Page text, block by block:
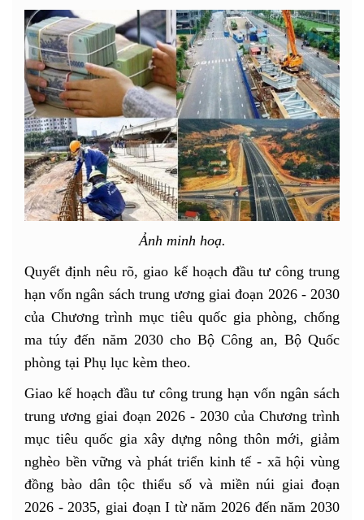
Ảnh minh hoạ.
Quyết định nêu rõ, giao kế hoạch đầu tư công trung
hạn vốn ngân sách trung ương giai đoạn 2026 - 2030
của Chương trình mục tiêu quốc gia phòng, chống
ma túy đến năm 2030 cho Bộ Công an, Bộ Quốc
phòng tại Phụ lục kèm theo.
Giao kế hoạch đầu tư công trung hạn vốn ngân sách
trung ương giai đoạn 2026 - 2030 của Chương trình
mục tiêu quốc gia xây dựng nông thôn mới, giảm
nghèo bền vững và phát triển kinh tế - xã hội vùng
đồng bào dân tộc thiểu số và miền núi giai đoạn
2026 - 2035, giai đoạn I từ năm 2026 đến năm 2030